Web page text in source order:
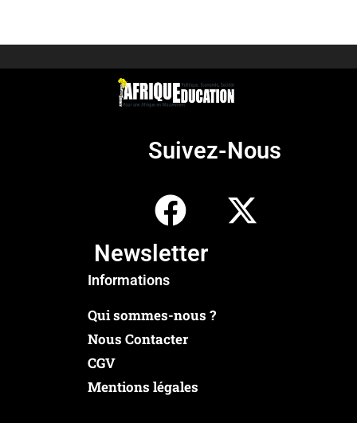
Suivez-Nous
Newsletter
Informations
Qui sommes-nous ?
Nous Contacter
CGV
Mentions légales